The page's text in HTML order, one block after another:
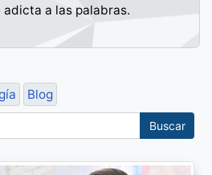
a las palabras.
Blog
Buscar